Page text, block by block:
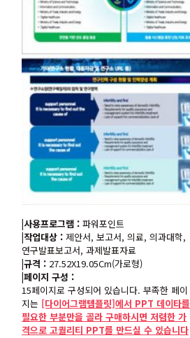
|사용프로그램 : 파워포인트
|작업대상 : 제안서, 보고서, 의료, 의과대학,
연구발표보고서, 과제발표자료
|규격 : 27.52X19.05Cm(가로형)
|페이지 구성 :
15페이지로 구성되어 있습니다. 부족한 페이
지는 [다이어그램템플릿]에서 PPT 데이타를
필요한 부분만을 골라 구매하시면 저렴한 가
격으로 고퀄리티 PPT를 만드실 수 있습니다